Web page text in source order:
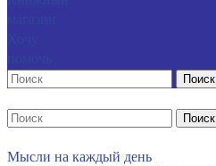
Поиск
Поиск
Мысли на каждый день